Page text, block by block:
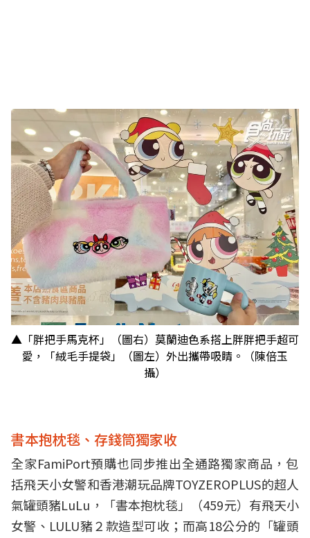
▲「胖把手馬克杯」（圖右）莫蘭迪色系搭上胖胖把手超可
愛，「絨毛手提袋」（圖左）外出攜帶吸睛。（陳倍玉
攝）
書本抱枕毯、存錢筒獨家收
全家FamiPort預購也同步推出全通路獨家商品， 包
括飛天小女警和香港潮玩品牌TOYZEROPLUS的超人
氣罐頭豬LuLu，「書本抱枕毯」（459元）有飛天小
女警、LULU豬２款造型可收；而高18公分的「罐頭